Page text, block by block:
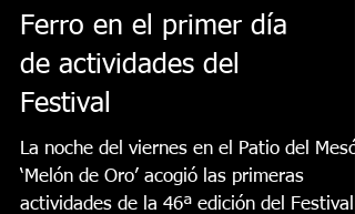
Los ‘Cardoso’ iluminan
la noche trovera de Lo
Ferro en el primer día
de actividades del